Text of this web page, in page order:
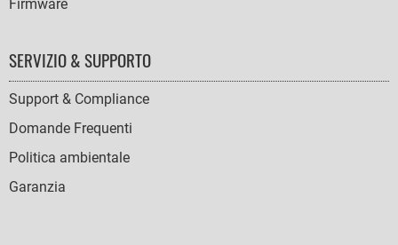
Firmware
SERVIZIO & SUPPORTO
Support & Compliance
Domande Frequenti
Politica ambientale
Garanzia